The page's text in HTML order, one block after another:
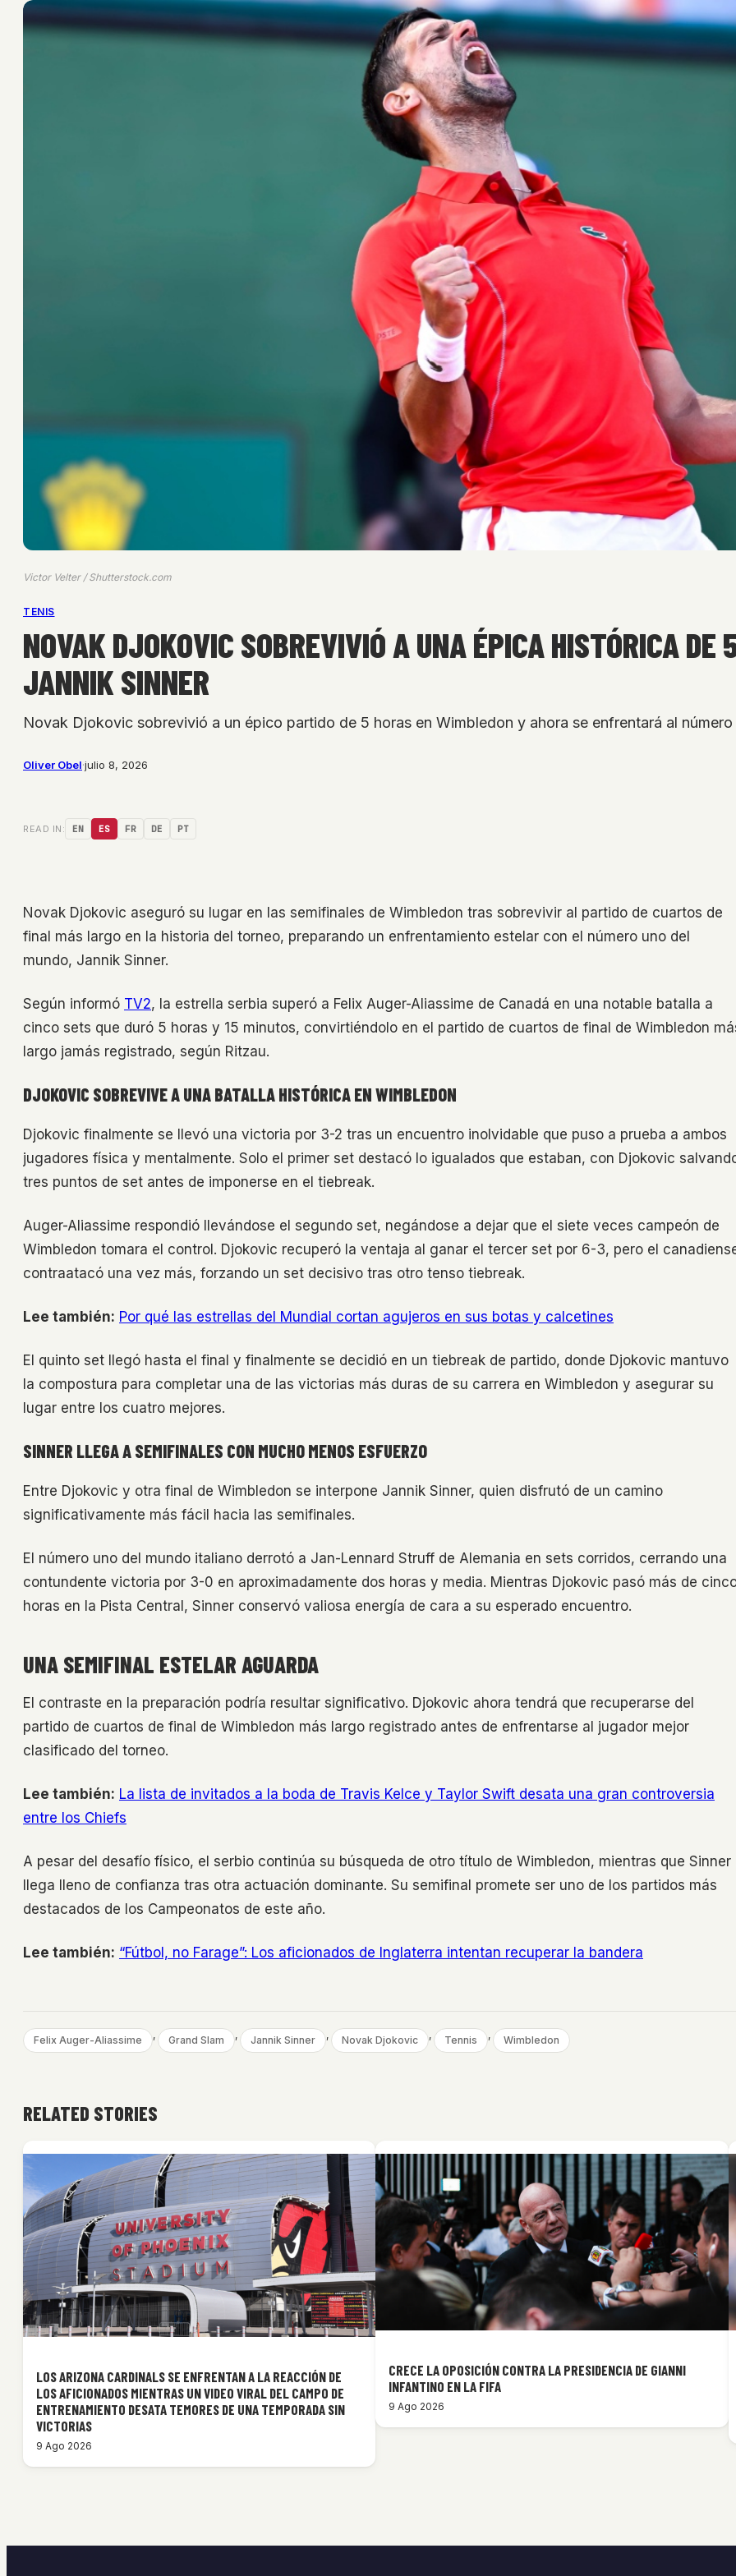
Victor Velter / Shutterstock.com
TENIS
NOVAK DJOKOVIC SOBREVIVIÓ A UNA ÉPICA HISTÓRICA DE
JANNIK SINNER
Novak Djokovic sobrevivió a un épico partido de 5 horas en Wimbledon y ahora se enfrentará al
Oliver Obel·julio 8, 2026
READ IN: EN ES FR DE PT
Novak Djokovic aseguró su lugar en las semifinales de Wimbledon tras sobrevivir al partido de cuartos de
final más largo en la historia del torneo, preparando un enfrentamiento estelar con el número uno del
mundo, Jannik Sinner.
Según informó TV2, la estrella serbia superó a Felix Auger-Aliassime de Canadá en una notable batalla a
cinco sets que duró 5 horas y 15 minutos, convirtiéndolo en el partido de cuartos de final de Wimbledon
largo jamás registrado, según Ritzau.
DJOKOVIC SOBREVIVE A UNA BATALLA HISTÓRICA EN WIMBLEDON
Djokovic finalmente se llevó una victoria por 3-2 tras un encuentro inolvidable que puso a prueba a ambos
jugadores física y mentalmente. Solo el primer set destacó lo igualados que estaban, con Djokovic
tres puntos de set antes de imponerse en el tiebreak.
Auger-Aliassime respondió llevándose el segundo set, negándose a dejar que el siete veces campeón de
Wimbledon tomara el control. Djokovic recuperó la ventaja al ganar el tercer set por 6-3, pero el
contraatacó una vez más, forzando un set decisivo tras otro tenso tiebreak.
Lee también: Por qué las estrellas del Mundial cortan agujeros en sus botas y calcetines
El quinto set llegó hasta el final y finalmente se decidió en un tiebreak de partido, donde Djokovic mantuvo
la compostura para completar una de las victorias más duras de su carrera en Wimbledon y asegurar su
lugar entre los cuatro mejores.
SINNER LLEGA A SEMIFINALES CON MUCHO MENOS ESFUERZO
Entre Djokovic y otra final de Wimbledon se interpone Jannik Sinner, quien disfrutó de un camino
significativamente más fácil hacia las semifinales.
El número uno del mundo italiano derrotó a Jan-Lennard Struff de Alemania en sets corridos, cerrando una
contundente victoria por 3-0 en aproximadamente dos horas y media. Mientras Djokovic pasó más de
horas en la Pista Central, Sinner conservó valiosa energía de cara a su esperado encuentro.
UNA SEMIFINAL ESTELAR AGUARDA
El contraste en la preparación podría resultar significativo. Djokovic ahora tendrá que recuperarse del
partido de cuartos de final de Wimbledon más largo registrado antes de enfrentarse al jugador mejor
clasificado del torneo.
Lee también: La lista de invitados a la boda de Travis Kelce y Taylor Swift desata una gran controversia
entre los Chiefs
A pesar del desafío físico, el serbio continúa su búsqueda de otro título de Wimbledon, mientras que Sinner
llega lleno de confianza tras otra actuación dominante. Su semifinal promete ser uno de los partidos más
destacados de los Campeonatos de este año.
Lee también: “Fútbol, no Farage”: Los aficionados de Inglaterra intentan recuperar la bandera
Felix Auger-Aliassime , Grand Slam , Jannik Sinner , Novak Djokovic , Tennis , Wimbledon
RELATED STORIES
LOS ARIZONA CARDINALS SE ENFRENTAN A LA REACCIÓN DE
LOS AFICIONADOS MIENTRAS UN VIDEO VIRAL DEL CAMPO DE
ENTRENAMIENTO DESATA TEMORES DE UNA TEMPORADA SIN
VICTORIAS
9 Ago 2026
CRECE LA OPOSICIÓN CONTRA LA PRESIDENCIA DE GIANNI
INFANTINO EN LA FIFA
9 Ago 2026